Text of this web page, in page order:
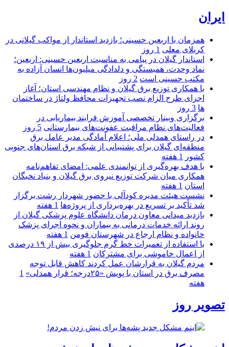
ایران
همزمان با اربعین حسینی؛ بازدید استاندار از مواکب گیلانی در
کربلای معلی 1 روز
استاندار گیلان در پیامی به مناسبت اربعین حسینی: اربعین؛
نماد وحدت، همبستگی و دلدادگی میلیون‌ها انسان آزاده به
مکتب حسینی است 2 روز
با همکاری توزیع برق گیلان و نظام مهندسی استان؛ آغاز
اجرای طرح الزام نصب تجهیزات محافظ ولتاژ در ساختمان
ها 3 روز
برگزاری وبینار تخصصی آموزش فرایند بیماریابی در
فعالیت‌های نظام مراقبت عفونت‌های بیمارستانی 5 روز
در راستای همدلی ملی؛ اعلام آمادگی مدیر عامل برق
منطقه‌ای گیلان برای پشتیبانی از شبكه برق استان‌های جنوبی
كشور
1 هفته
با هدف بهره‌گیری از توانمندی علمی: امضای تفاهم‌نامه
همكاری میان شركت توزیع نیروی برق گیلان و بنیاد نخبگان
استان 1 هفته
نشست هیئت مدیره کودآلی با حضور شهردار رشت برگزار
شد تأکید بر تسریع در بهره‌برداری از پروژه‌ها 1 هفته
بازدید میدانی معاون درمان دانشگاه علوم پزشکی گیلان از
روند ارائه خدمات درمانی به بیماران و نحوه اجرای پزشک
خانواده و نظام ارجاع در شهرستان فومن 1 هفته
با استفاده از تعمیرات خط گرم جلوگیری بیش از ۱۹ درصدی
از اعمال خاموشی برای مشتركان 1 هفته
مردم گیلان به قرارشان عمل کردند كاهش قابل توجه
مصرف برق در استان با پویش «۲۵درجه؛ قرار همدلی»
1
هفته
تصویر روز